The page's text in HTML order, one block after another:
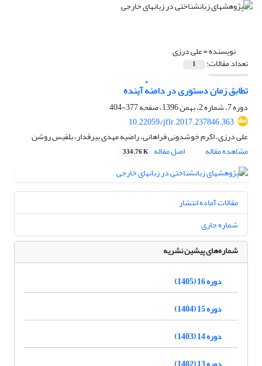
نویسنده =علی درزی
تعداد مقالات: 1
تطابق زمان دستوری در دامنهٔ آینده
دوره 7، شماره 2، بهمن 1396، صفحه
377-404
10.22059/jflr.2017.237846.363
علی درزی، اکرم خوشدونی فراهانی، راضیه مهدی بیرقدار، بلقیس روشن
مشاهده مقاله
اصل مقاله 334.76 K
مقالات آماده انتشار
شماره جاری
شماره‌های پیشین نشریه
دوره 16 (1405)
دوره 15 (1404)
دوره 14 (1403)